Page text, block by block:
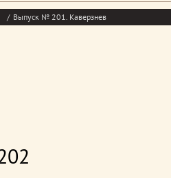
Выпуск № 201. Каверзнев